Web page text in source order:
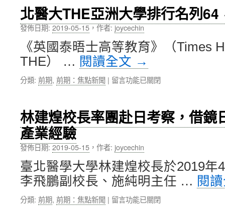
雙
和
醫
院
B
基
臺
症
中
大
樓
與
精
緻
型
質
大
雙
和
B
基
地，
打
造
臺
醫
矽
中
北醫大THE亞洲大學排行名列64
發佈日期:2019-05-15，作者: joycechin
《英國泰晤士高等教育》（Times
THE） … 閱讀全文 →
分類: 前期, 前期：焦點新聞 | 在
大
THE
亞
大
學
排
行
名
列
留言功能已關閉
林建煌校長率團赴日考察，借鏡
產業經驗
發佈日期:2019-05-15 ， 作者: joycechin
臺北醫學大學林建煌校長於2019年
李飛鵬副校長、施純明主任 … 閱
分類: 前期, 前期：焦點新聞 | 在
留言功能已關閉